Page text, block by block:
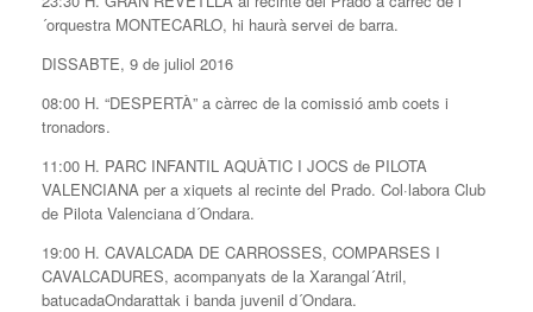
´orquestra MONTECARLO, hi haurà servei de barra.
DISSABTE, 9 de juliol 2016
08:00 H. “DESPERTÀ” a càrrec de la comissió amb coets i
tronadors.
11:00 H. PARC INFANTIL AQUÀTIC I JOCS de PILOTA
VALENCIANA per a xiquets al recinte del Prado. Col·labora Club
de Pilota Valenciana d´Ondara.
19:00 H. CAVALCADA DE CARROSSES, COMPARSES I
CAVALCADURES, acompanyats de la Xarangal´Atril,
batucadaOndarattak i banda juvenil d´Ondara.